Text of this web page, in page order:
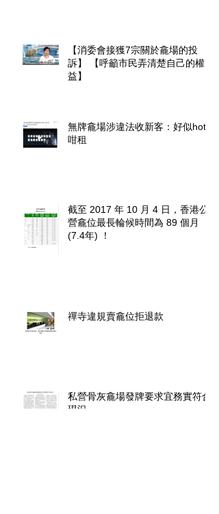
【消委會接獲7宗關於龕場的投
訴】 【呼籲市民弄清楚自己的權
益】
無牌龕場涉違法收新客：好似hotel
咁租
截至 2017 年 10 月 4 日，香港公
營龕位最長輪候時間為 89 個月
(7.4年) ！
禪寺違規賣龕位拒退款
私營骨灰龕場發牌要求宜務實符合
現況